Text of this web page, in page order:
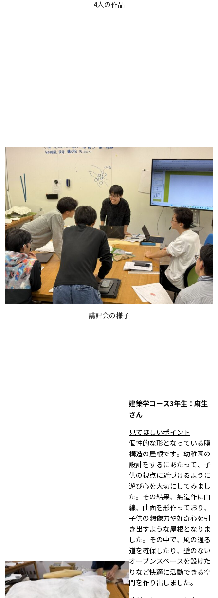
4人の作品
講評会の様子
建築学コース3年生：麻生
さん
見てほしいポイント
個性的な形となっている膜
構造の屋根です。幼稚園の
設計をするにあたって、子
供の視点に近づけるように
遊び心を大切にしてみまし
た。その結果、無造作に曲
線、曲面を形作っており、
子供の想像力や好奇心を引
き出すような屋根となりま
した。その中で、風の通る
道を確保したり、壁のない
オープンスペースを設けた
りなど快適に活動できる空
間を作り出しました。